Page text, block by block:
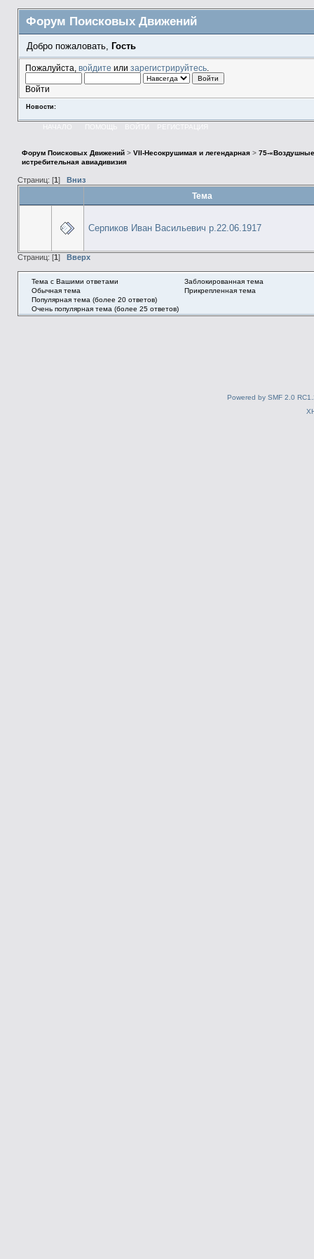
Форум Поисковых Движений
Добро пожаловать, Гость
Пожалуйста, войдите или зарегистрируйтесь.
Войти
Новости:
НАЧАЛО ПОМОЩЬ ВОЙТИ РЕГИСТРАЦИЯ
Форум Поисковых Движений> VII-Несокрушимая и легендарная> 75-
истребительная авиадивизия
Страниц: [1 ] Вниз
Тема
Серпиков Иван Васильевич р.22.06.1917
Страниц: [1 ] Вверх
Тема с Вашими ответами
Обычная тема
Популярная тема (более 20 ответов)
Очень популярная тема (более 25 ответов)
Заблокированная тема
Прикрепленная тема
Powered by SMF 2.0